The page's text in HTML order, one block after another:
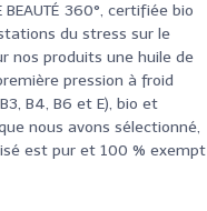
BEAUTÉ 360°, certifiée bio
du stress sur le
nos produits une huile de
pression à froid
B4, B6 et E), bio et
nous avons sélectionné,
est pur et 100 % exempt